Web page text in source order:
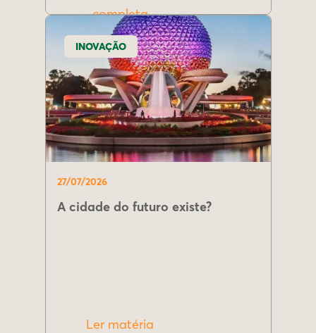
completa
INOVAÇÃO
27/07/2026
A cidade do futuro existe?
Ler matéria